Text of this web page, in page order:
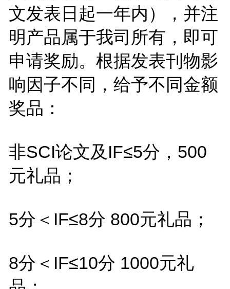
文发表日起一年内），并注
明产品属于我司所有，即可
申请奖励。根据发表刊物影
响因子不同，给予不同金额
奖品：
非SCI论文及IF≤5分，500
元礼品；
5分＜IF≤8分 800元礼品；
8分＜IF≤10分 1000元礼